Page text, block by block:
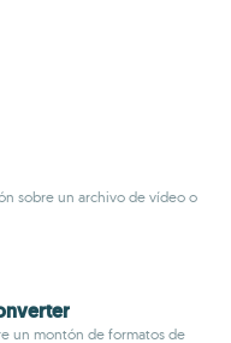
sobre un archivo de vídeo o
un montón de formatos de